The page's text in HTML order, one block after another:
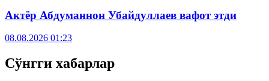
Актёр Абду­маннон Убайдуллаев вафот этди
08.08.2026 01:23
Сўнгги хабарлар